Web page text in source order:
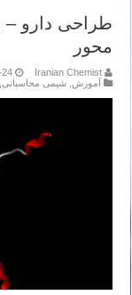
طراحی دارو –
محور
Iranian Chemist
24
آموزش شیمی محاسباتی